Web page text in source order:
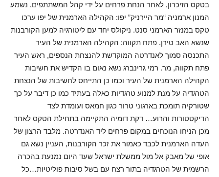
בטקס הזיכרון, לאחר הנחת פרחים על ידי קהל המשתתפים, נשמע
המנון ארמניה “מר היירניק” יפו: הקהילה הארמנית של יפו ערכו
טקס במנזר הארמני סנט. ניקולס יחד עם ליטורגיה למען הקורבנות
שנשא האב טירן. פתח תקווה: הקהילה הארמנית של העיר
התכנסה סמוך לאנדרטה המוקדשת להנצחת הנספים, ראש העיר
פתח תקווה, מר. רמי גרינברג נשא נאום בו הקדיש את חשיבות
הקהילה הארמנית של העיר וכמו כן התייחס לחשיבות של הנצחת
הטרגדיה על מנת למנוע טרגדיות כאלה בעתיד כמו כן דיבר על כך
שטורקיה תומכת בארגוני טרור כגון חמאס ועומדת לצד
הדיקטטורות והרוע… דקת דומיה התקיימה בתחילת הטקס לאחר
מכן הניחו הנוכחים במקום פרחים ליד האנדרטה. מלבד הרצון של
העדה הארמנית לכבד כאמור את זכר הקורבנות, העניין נשא גם
אופי של מאבק אל מול ממשלת ישראל שעד היום נמנעת בהכרה
הרשמית של הטרגדיה בתור רצח עם בשל סיבות פוליטיות…כל